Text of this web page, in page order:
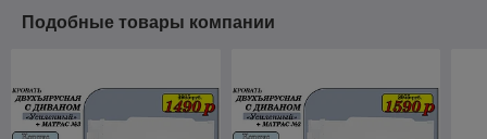
Подобные товары компании